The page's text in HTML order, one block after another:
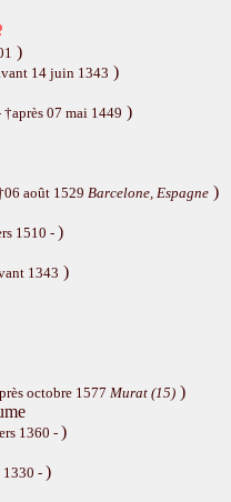
)
14 juin 1343 )
†après 07 mai 1449 )
août 1529 Barcelone, Espagne )
1510 -)
1343 )
octobre 1577 Murat (15) )
1360 -)
1330 -)